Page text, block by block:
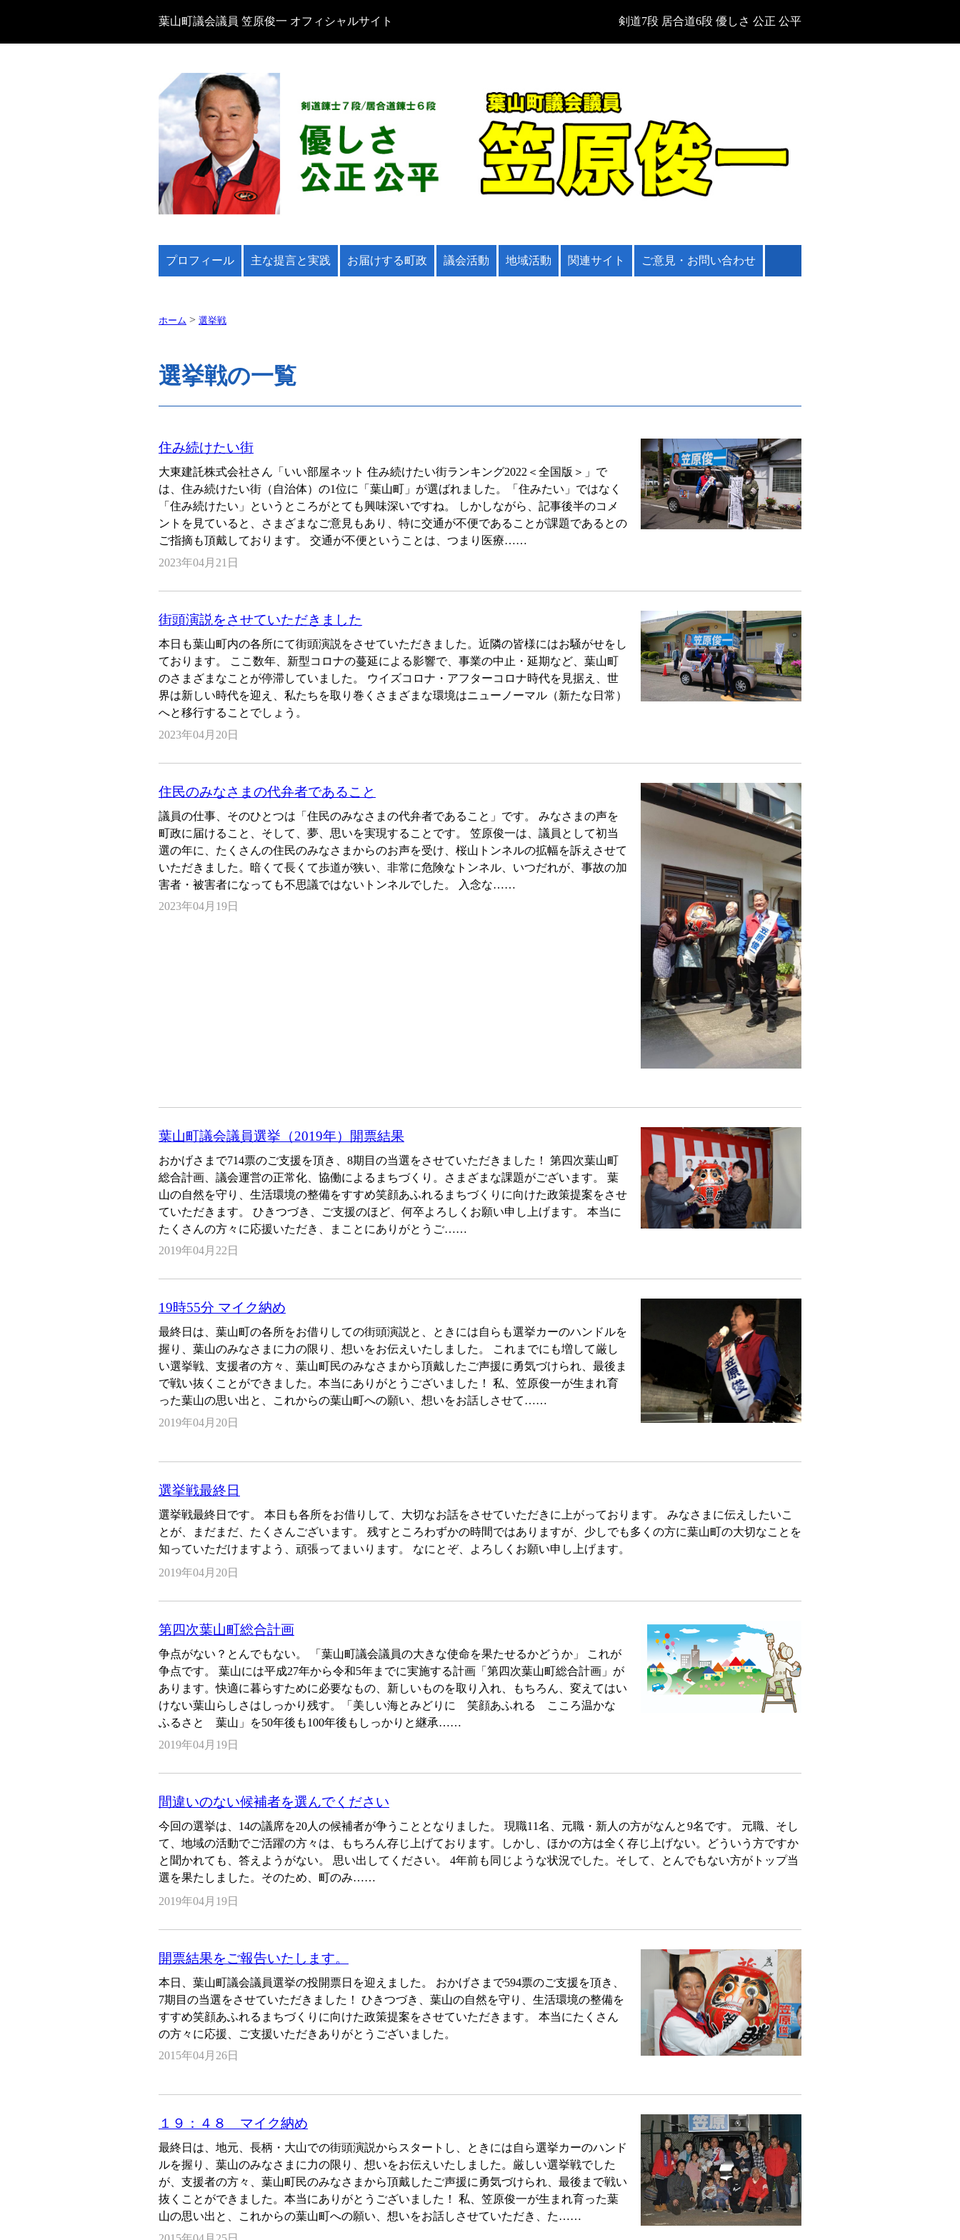
葉山町議会議員 笠原俊一 オフィシャルサイト 剣道7段 居合道6段 優しさ 公正 公平
プロフィール 主な提言と実践 お届けする町政 議会活動 地域活動 関連サイト ご意見・お問い合わせ
ホーム > 選挙戦
選挙戦の一覧
住み続けたい街
大東建託株式会社さん「いい部屋ネット 住み続けたい街ランキング2022＜全国版＞」で
は、住み続けたい街（自治体）の1位に「葉山町」が選ばれました。「住みたい」ではなく
「住み続けたい」というところがとても興味深いですね。 しかしながら、記事後半のコメ
ントを見ていると、さまざまなご意見もあり、特に交通が不便であることが課題であるとの
ご指摘も頂戴しております。 交通が不便ということは、つまり医療……
2023年04月21日
街頭演説をさせていただきました
本日も葉山町内の各所にて街頭演説をさせていただきました。近隣の皆様にはお騒がせをし
ております。 ここ数年、新型コロナの蔓延による影響で、事業の中止・延期など、葉山町
のさまざまなことが停滞していました。 ウイズコロナ・アフターコロナ時代を見据え、世
界は新しい時代を迎え、私たちを取り巻くさまざまな環境はニューノーマル（新たな日常）
へと移行することでしょう。
2023年04月20日
住民のみなさまの代弁者であること
議員の仕事、そのひとつは「住民のみなさまの代弁者であること」です。 みなさまの声を
町政に届けること、そして、夢、思いを実現することです。 笠原俊一は、議員として初当
選の年に、たくさんの住民のみなさまからのお声を受け、桜山トンネルの拡幅を訴えさせて
いただきました。暗くて長くて歩道が狭い、非常に危険なトンネル、いつだれが、事故の加
害者・被害者になっても不思議ではないトンネルでした。 入念な……
2023年04月19日
葉山町議会議員選挙（2019年）開票結果
おかげさまで714票のご支援を頂き、8期目の当選をさせていただきました！ 第四次葉山町
総合計画、議会運営の正常化、協働によるまちづくり。さまざまな課題がございます。 葉
山の自然を守り、生活環境の整備をすすめ笑顔あふれるまちづくりに向けた政策提案をさせ
ていただきます。 ひきつづき、ご支援のほど、何卒よろしくお願い申し上げます。 本当に
たくさんの方々に応援いただき、まことにありがとうご……
2019年04月22日
19時55分 マイク納め
最終日は、葉山町の各所をお借りしての街頭演説と、ときには自らも選挙カーのハンドルを
握り、葉山のみなさまに力の限り、想いをお伝えいたしました。 これまでにも増して厳し
い選挙戦、支援者の方々、葉山町民のみなさまから頂戴したご声援に勇気づけられ、最後ま
で戦い抜くことができました。本当にありがとうございました！ 私、笠原俊一が生まれ育
った葉山の思い出と、これからの葉山町への願い、想いをお話しさせて……
2019年04月20日
選挙戦最終日
選挙戦最終日です。 本日も各所をお借りして、大切なお話をさせていただきに上がっております。 みなさまに伝えしたいこ
とが、まだまだ、たくさんございます。 残すところわずかの時間ではありますが、少しでも多くの方に葉山町の大切なことを
知っていただけますよう、頑張ってまいります。 なにとぞ、よろしくお願い申し上げます。
2019年04月20日
第四次葉山町総合計画
争点がない？とんでもない。 「葉山町議会議員の大きな使命を果たせるかどうか」 これが
争点です。 葉山には平成27年から令和5年までに実施する計画「第四次葉山町総合計画」が
あります。快適に暮らすために必要なもの、新しいものを取り入れ、もちろん、変えてはい
けない葉山らしさはしっかり残す。「美しい海とみどりに 笑顔あふれる こころ温かな
ふるさと 葉山」を50年後も100年後もしっかりと継承……
2019年04月19日
間違いのない候補者を選んでください
今回の選挙は、14の議席を20人の候補者が争うこととなりました。 現職11名、元職・新人の方がなんと9名です。 元職、そし
て、地域の活動でご活躍の方々は、もちろん存じ上げております。しかし、ほかの方は全く存じ上げない。どういう方ですか
と聞かれても、答えようがない。 思い出してください。 4年前も同じような状況でした。そして、とんでもない方がトップ当
選を果たしました。そのため、町のみ……
2019年04月19日
開票結果をご報告いたします。
本日、葉山町議会議員選挙の投開票日を迎えました。 おかげさまで594票のご支援を頂き、
7期目の当選をさせていただきました！ ひきつづき、葉山の自然を守り、生活環境の整備を
すすめ笑顔あふれるまちづくりに向けた政策提案をさせていただきます。 本当にたくさん
の方々に応援、ご支援いただきありがとうございました。
2015年04月26日
１９：４８ マイク納め
最終日は、地元、長柄・大山での街頭演説からスタートし、ときには自ら選挙カーのハンド
ルを握り、葉山のみなさまに力の限り、想いをお伝えいたしました。厳しい選挙戦でした
が、支援者の方々、葉山町民のみなさまから頂戴したご声援に勇気づけられ、最後まで戦い
抜くことができました。本当にありがとうございました！ 私、笠原俊一が生まれ育った葉
山の思い出と、これからの葉山町への願い、想いをお話しさせていただき、た……